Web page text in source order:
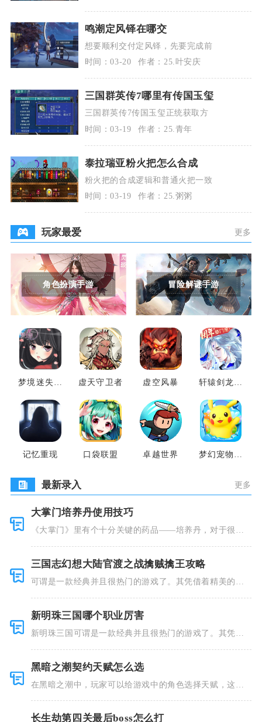
鸣潮定风铎在哪交
想要顺利交付定风铎，先要完成前
时间：03-20
作者：25.叶安庆
三国群英传7哪里有传国玉玺
三国群英传7传国玉玺正统获取方
时间：03-19
作者：25.青年
泰拉瑞亚粉火把怎么合成
粉火把的合成逻辑和普通火把一致
时间：03-19
作者：25.粥粥
玩家最爱 更多
角色扮演手游 冒险解谜手游
梦境迷失之
虚天守卫者 虚空风暴
轩辕剑龙舞
记忆重现 口袋联盟 卓越世界
梦幻宠物联
最新录入 更多
大掌门培养丹使用技巧
《大掌门》里有个十分关键的药品——培养丹，对于很多
三国志幻想大陆官渡之战擒贼擒王攻略
可谓是一款经典并且很热门的游戏了。其凭借着精美的画
新明珠三国哪个职业厉害
新明珠三国可谓是一款经典并且很热门的游戏了。其凭借
黑暗之潮契约天赋怎么选
在黑暗之潮中，玩家可以给游戏中的角色选择天赋，这些
长生劫第四关最后boss怎么打